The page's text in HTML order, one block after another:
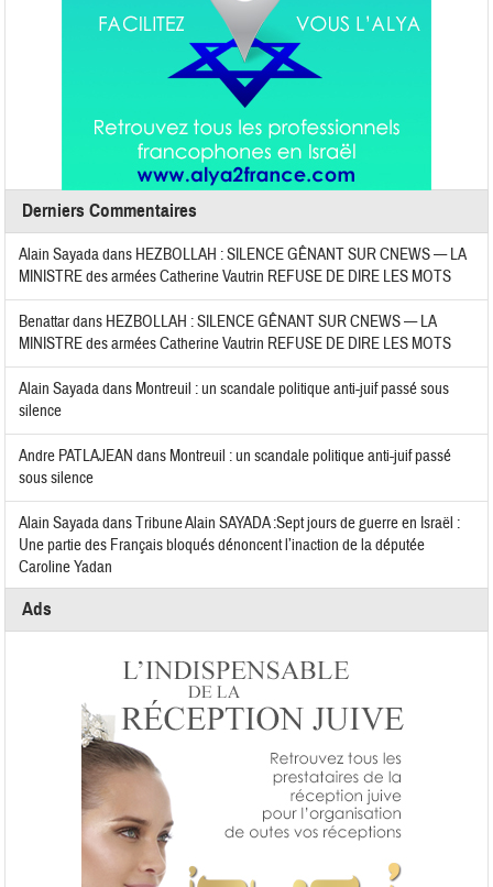
Derniers Commentaires
Alain Sayadadans HEZBOLLAH : SILENCE GÊNANT SUR CNEWS — LA
MINISTRE des armées Catherine Vautrin REFUSE DE DIRE LES MOTS
Benattardans HEZBOLLAH : SILENCE GÊNANT SUR CNEWS — LA
MINISTRE des armées Catherine Vautrin REFUSE DE DIRE LES MOTS
Alain Sayadadans Montreuil : un scandale politique anti-juif passé sous
silence
Andre PATLAJEAN dans Montreuil : un scandale politique anti-juif passé
sous silence
Alain SayadadansTribune Alain SAYADA :Sept jours de guerre en Israël :
Une partie des Français bloqués dénoncent l’inaction de la députée
Caroline Yadan
Ads